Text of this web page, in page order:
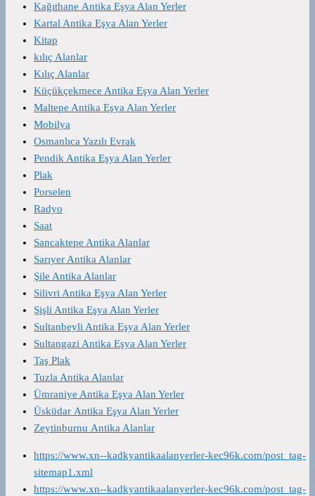
Kağıthane Antika Eşya Alan Yerler
Kartal Antika Eşya Alan Yerler
Kitap
kılıç Alanlar
Kılıç Alanlar
Küçükçekmece Antika Eşya Alan Yerler
Maltepe Antika Eşya Alan Yerler
Mobilya
Osmanlıca Yazılı Evrak
Pendik Antika Eşya Alan Yerler
Plak
Porselen
Radyo
Saat
Sancaktepe Antika Alanlar
Sarıyer Antika Alanlar
Şile Antika Alanlar
Silivri Antika Eşya Alan Yerler
Şişli Antika Eşya Alan Yerler
Sultanbeyli Antika Eşya Alan Yerler
Sultangazi Antika Eşya Alan Yerler
Taş Plak
Tuzla Antika Alanlar
Ümraniye Antika Eşya Alan Yerler
Üsküdar Antika Eşya Alan Yerler
Zeytinburnu Antika Alanlar
https://www.xn--kadkyantikaalanyerler-kec96k.com/post_tag-
sitemap1.xml
https://www.xn--kadkyantikaalanyerler-kec96k.com/post_tag-